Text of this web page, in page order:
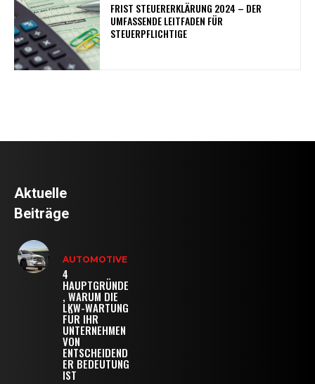
FRIST STEUERERKLÄRUNG 2024 – DER
UMFASSENDE LEITFADEN FÜR
STEUERPFLICHTIGE
Aktuelle
Beiträge
AUTOMOTIVE
4
HAUPTGRÜNDE
, WARUM DIE
LKW-WARTUNG
FÜR IHR
UNTERNEHMEN
VON
ENTSCHEIDEND
ER BEDEUTUNG
IST